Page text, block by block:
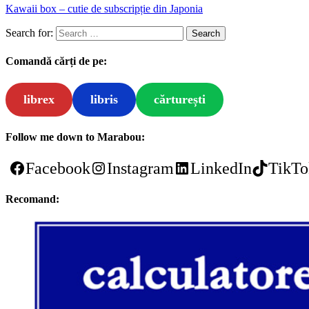
Kawaii box – cutie de subscripție din Japonia
Search for:
Comandă cărți de pe:
librex libris cărturești
Follow me down to Marabou:
Facebook Instagram LinkedIn
Recomand: